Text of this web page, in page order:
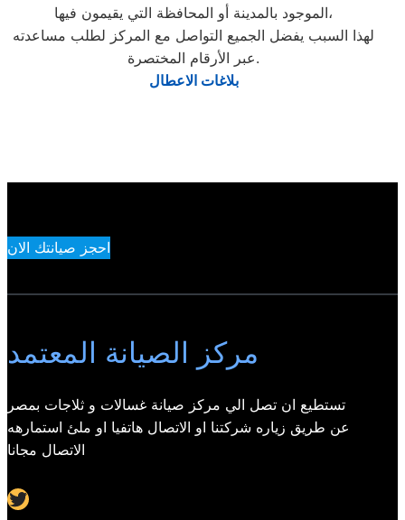
الموجود بالمدينة أو المحافظة التي يقيمون فيها،
لهذا السبب يفضل الجميع التواصل مع المركز لطلب مساعدته
عبر الأرقام المختصرة.
بلاغات الاعطال
احجز صيانتك الان
مركز الصيانة المعتمد
تستطيع ان تصل الي مركز صيانة غسالات و ثلاجات بمصر
عن طريق زياره شركتنا او الاتصال هاتفيا او ملئ استمارهه
الاتصال مجانا
Twitter